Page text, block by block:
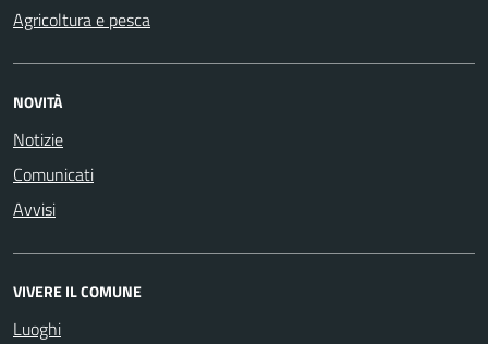
Agricoltura e pesca
NOVITÀ
Notizie
Comunicati
Avvisi
VIVERE IL COMUNE
Luoghi